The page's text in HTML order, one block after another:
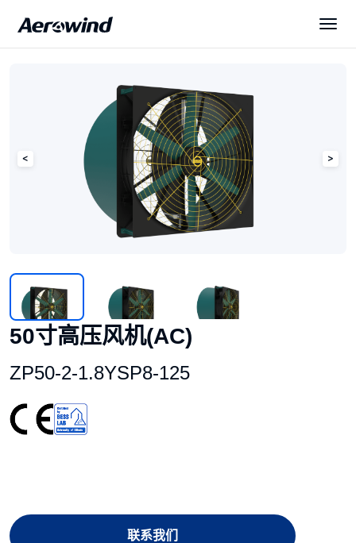
展会与新闻
简体中文
50寸高压风机(AC)
ZP50-2-1.8YSP8-125
联系我们